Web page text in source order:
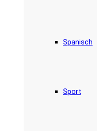
Spanisch
Sport